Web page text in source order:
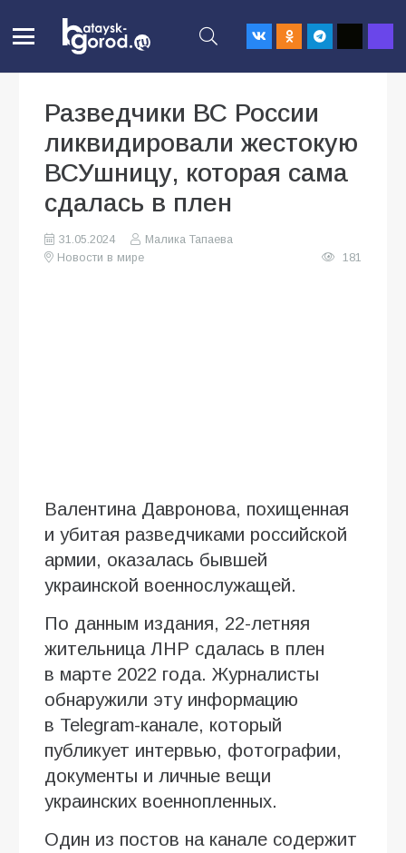
Разведчики ВС России
ликвидировали жестокую
ВСУшницу, которая сама
сдалась в плен
31.05.2024
Малика Тапаева
Новости в мире
181
Валентина Давронова, похищенная
и убитая разведчиками российской
армии, оказалась бывшей
украинской военнослужащей.
По данным издания, 22-летняя
жительница ЛНР сдалась в плен
в марте 2022 года. Журналисты
обнаружили эту информацию
в Telegram-канале, который
публикует интервью, фотографии,
документы и личные вещи
украинских военнопленных.
Один из постов на канале содержит